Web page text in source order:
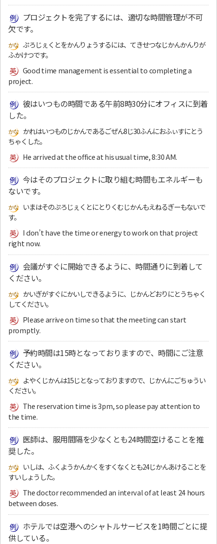
プロジェクトを完了するには、適切な時間管理が不可
欠です。
ぷろじぇくとをかんりょうするには、てきせつなじかんかんりが
ふかけつです。
Good time management is essential to completing a
project.
彼はいつもの時間である午前8時30分にオフィスに到着
した。
かれはいつものじかんであるごぜん8じ30ふんにおふぃすにとう
ちゃくした。
He arrived at the office at his usual time, 8:30 AM.
今はそのプロジェクトに取り組む時間もエネルギーも
ないです。
いまはそのぷろじぇくとにとりくむじかんもえねるぎーもないで
す。
I don’t have the time or energy to work on that project
right now.
会議がすぐに開始できるように、時間通りに到着して
ください。
かいぎがすぐにかいしできるように、じかんどおりにとうちゃく
してください。
Please arrive on time so that the meeting can start
promptly.
予約時間は15時となっておりますので、時間にご注意
ください。
よやくじかんは15じとなっておりますので、じかんにごちゅうい
ください。
The reservation time is 3pm, so please pay attention to
the time.
医師は、服用間隔を少なくとも24時間空けることを推
奨した。
いしは、ふくようかんかくをすくなくとも24じかんあけることを
すいしょうした。
The doctor recommended an interval of at least 24 hours
between doses.
ホテルでは空港へのシャトルサービスを1時間ごとに提
供している。